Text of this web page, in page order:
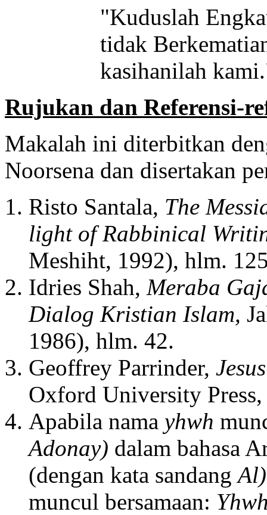
"Kuduslah
tidak
kasihanilah
Rujukan dan Referensi-
Makalah ini diterbitkan
Noorsena dan disertakan
Risto Santala, The
light of Rabbinical
Meshiht, 1992), hlm.
Idries Shah, Meraba
Dialog Kristian Islam,
1986), hlm. 42.
Geoffrey Parrinder,
Oxford University
Apabila nama yhwh
Adonay) dalam bahasa
(dengan kata sandang
muncul bersamaan: